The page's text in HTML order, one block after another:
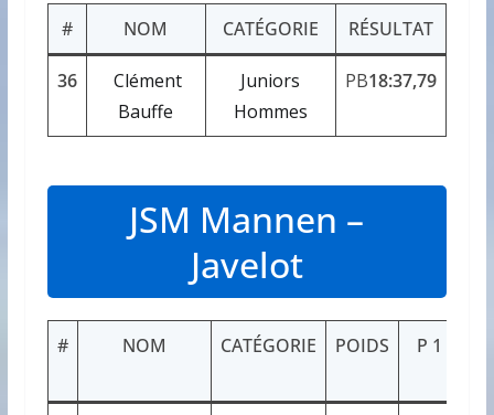
# NOM CATÉGORIE RÉSULTAT
36
Clément
Bauffe
Juniors
Hommes
PB18:37,79
JSM Mannen –
Javelot
# NOM CATÉGORIE POIDS P 1